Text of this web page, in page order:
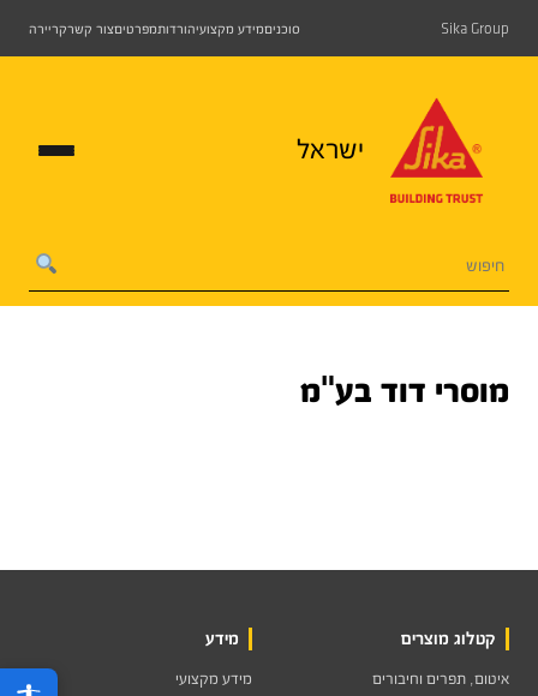
Sika Group סוכניםמידע מקצועיהורדותמפרטיםצור קשרקריירה
ישראל
מוסרי דוד בע"מ
קטלוג מוצרים
איטום, תפרים וחיבורים
מידע
מידע מקצועי